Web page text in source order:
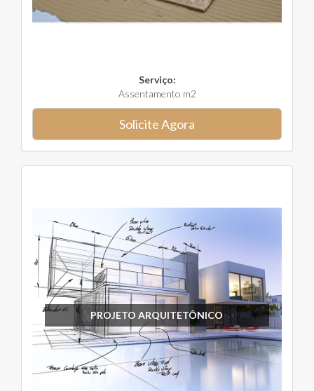
Serviço:
Assentamento m2
Solicite Agora
PROJETO ARQUITETÔNICO